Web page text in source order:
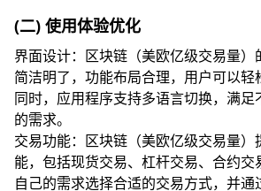
(二) 使用体验优化
界面设计：区块链（美欧亿级交易量
简洁明了，功能布局合理，用户可以轻
同时，应用程序支持多语言切换，满足
的需求。
交易功能：区块链（美欧亿级交易量）
能，包括现货交易、杠杆交易、合约
自己的需求选择合适的交易方式，并